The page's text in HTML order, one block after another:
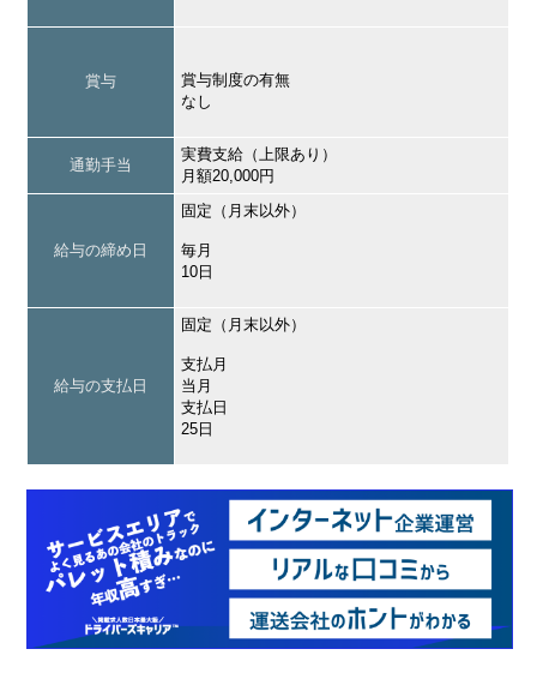
賞与
賞与制度の有無
なし
通勤手当
実費支給（上限あり）
月額20,000円
給与の締め日
固定（月末以外）
毎月
10日
給与の支払日
固定（月末以外）
支払月
当月
支払日
25日